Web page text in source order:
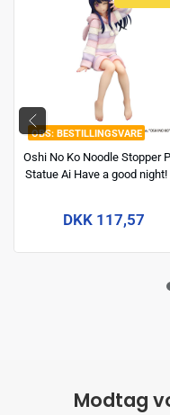
BESTILLINGSVARE
Oshi No Ko Noodle Stopper
Statue Ai Have a good night!
DKK 117,57
Modtag